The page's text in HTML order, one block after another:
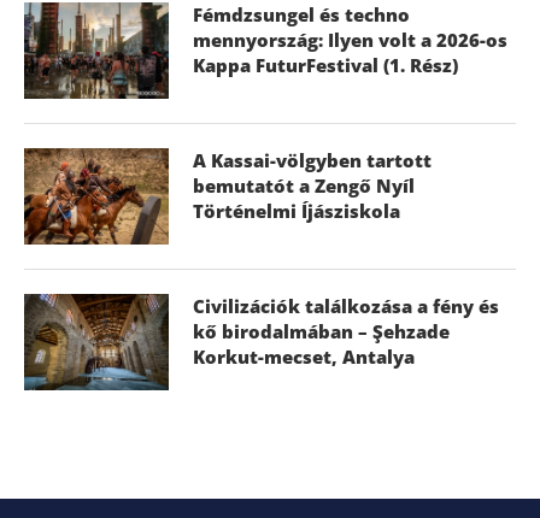
Fémdzsungel és techno
mennyország: Ilyen volt a 2026-os
Kappa FuturFestival (1. Rész)
A Kassai-völgyben tartott
bemutatót a Zengő Nyíl
Történelmi Íjásziskola
Civilizációk találkozása a fény és
kő birodalmában – Şehzade
Korkut-mecset, Antalya